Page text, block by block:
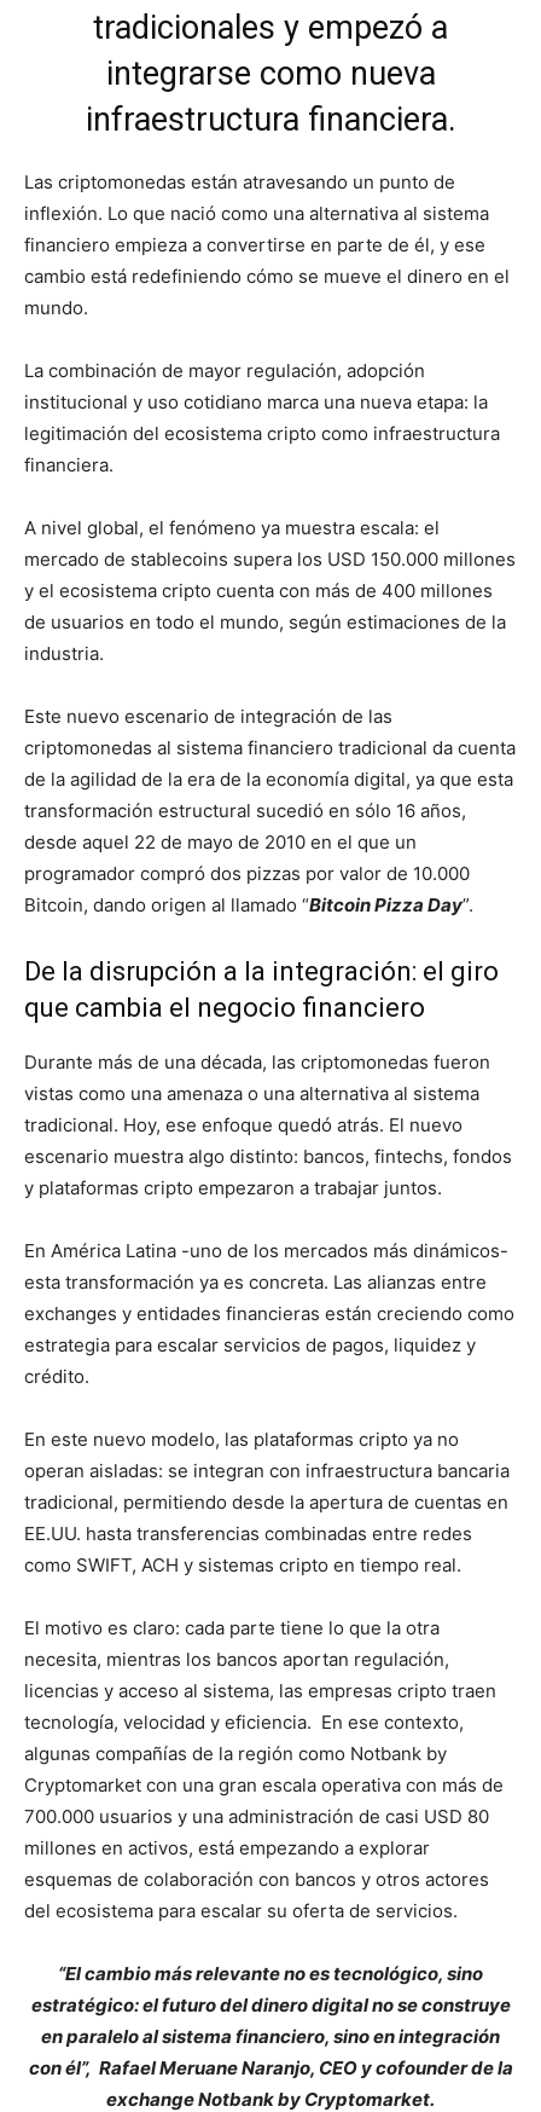
tradicionales y empezó a
integrarse como nueva
infraestructura financiera.
Las criptomonedas están atravesando un punto de
inflexión. Lo que nació como una alternativa al sistema
financiero empieza a convertirse en parte de él, y ese
cambio está redefiniendo cómo se mueve el dinero en el
mundo.
La combinación de mayor regulación, adopción
institucional y uso cotidiano marca una nueva etapa: la
legitimación del ecosistema cripto como infraestructura
financiera.
A nivel global, el fenómeno ya muestra escala: el
mercado de stablecoins supera los USD 150.000 millones
y el ecosistema cripto cuenta con más de 400 millones
de usuarios en todo el mundo, según estimaciones de la
industria.
Este nuevo escenario de integración de las
criptomonedas al sistema financiero tradicional da cuenta
de la agilidad de la era de la economía digital, ya que esta
transformación estructural sucedió en sólo 16 años,
desde aquel 22 de mayo de 2010 en el que un
programador compró dos pizzas por valor de 10.000
Bitcoin, dando origen al llamado “Bitcoin Pizza Day”.
De la disrupción a la integración: el giro
que cambia el negocio financiero
Durante más de una década, las criptomonedas fueron
vistas como una amenaza o una alternativa al sistema
tradicional. Hoy, ese enfoque quedó atrás. El nuevo
escenario muestra algo distinto: bancos, fintechs, fondos
y plataformas cripto empezaron a trabajar juntos.
En América Latina -uno de los mercados más dinámicos-
esta transformación ya es concreta. Las alianzas entre
exchanges y entidades financieras están creciendo como
estrategia para escalar servicios de pagos, liquidez y
crédito.
En este nuevo modelo, las plataformas cripto ya no
operan aisladas: se integran con infraestructura bancaria
tradicional, permitiendo desde la apertura de cuentas en
EE.UU. hasta transferencias combinadas entre redes
como SWIFT, ACH y sistemas cripto en tiempo real.
El motivo es claro: cada parte tiene lo que la otra
necesita, mientras los bancos aportan regulación,
licencias y acceso al sistema, las empresas cripto traen
tecnología, velocidad y eficiencia. En ese contexto,
algunas compañías de la región como Notbank by
Cryptomarket con una gran escala operativa con más de
700.000 usuarios y una administración de casi USD 80
millones en activos, está empezando a explorar
esquemas de colaboración con bancos y otros actores
del ecosistema para escalar su oferta de servicios.
“El cambio más relevante no es tecnológico, sino
estratégico: el futuro del dinero digital no se construye
en paralelo al sistema financiero, sino en integración
con él”, Rafael Meruane Naranjo, CEO y cofounder de la
exchange Notbank by Cryptomarket.